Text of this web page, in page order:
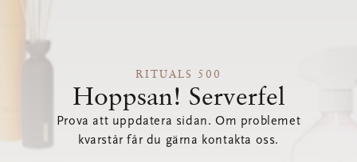
RITUALS 500
Hoppsan! Serverfel
Prova att uppdatera sidan. Om problemet
kvarstår får du gärna kontakta oss.